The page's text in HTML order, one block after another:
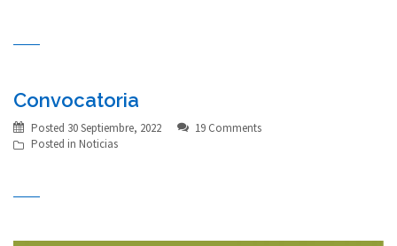
Convocatoria
Posted 30 Septiembre, 2022
19 Comments
Posted in Noticias